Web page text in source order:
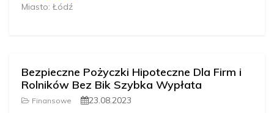
Miasto: Łódź
Bezpieczne Pożyczki Hipoteczne Dla Firm i
Rolników Bez Bik Szybka Wypłata
Finansowe 23.08.2023